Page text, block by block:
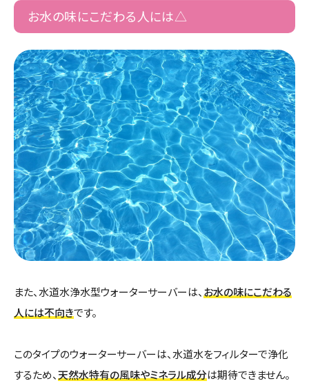
お水の味にこだわる人には△
また、水道水浄水型ウォーターサーバーは、 お水の味にこだわる
人には不向きです。
このタイプのウォーターサーバーは、水道水をフィルターで浄化
するため、 天然水特有の風味やミネラル成分は期待できません。